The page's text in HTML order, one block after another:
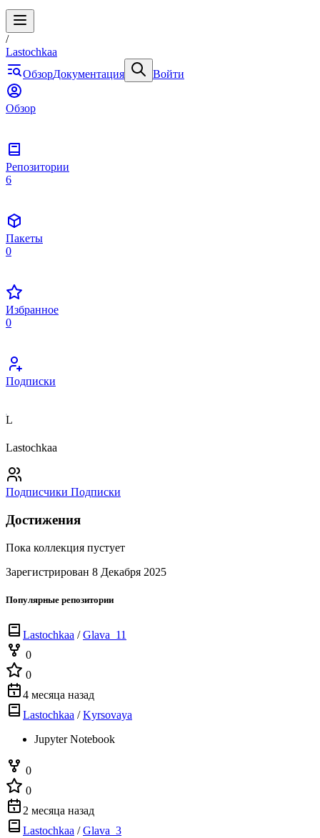
/
Lastochkaa
ОбзорДокументация Войти
Обзор
Репозитории
6
Пакеты
0
Избранное
0
Подписки
L
Lastochkaa
Подписчики Подписки
Достижения
Пока коллекция пустует
Зарегистрирован 8 Декабря 2025
Популярные репозитории
Lastochkaa /Glava_11
0
0
4 месяца назад
Lastochkaa /Kyrsovaya
Jupyter Notebook
0
0
2 месяца назад
Lastochkaa /Glava_3